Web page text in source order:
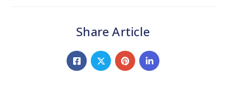
Share Article